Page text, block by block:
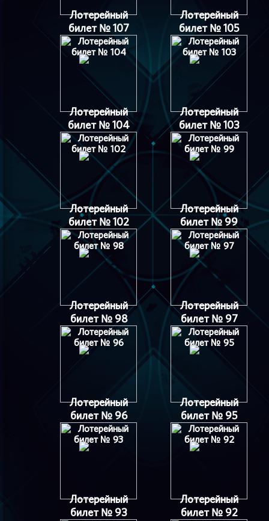
Лотерейный
билет № 107
Лотерейный
билет № 105
Лотерейный
билет № 104
Лотерейный
билет № 103
Лотерейный
билет № 102
Лотерейный
билет № 99
Лотерейный
билет № 98
Лотерейный
билет № 97
Лотерейный
билет № 96
Лотерейный
билет № 95
Лотерейный
билет № 93
Лотерейный
билет № 92